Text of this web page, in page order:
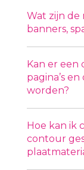
Wat zijn de
banners,
Kan er
pagina’s
worden?
Hoe kan ik
contour